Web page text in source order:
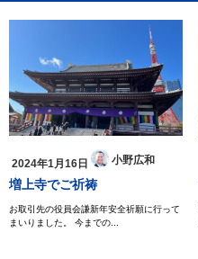
2024年1月16日 小野広和
増上寺でご祈祷
お取引先の役員会謙新年安全祈願に行って
まいりました。 今までの...